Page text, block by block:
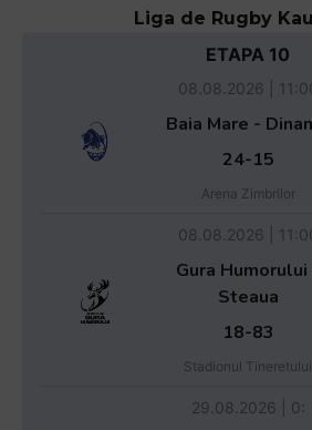
Liga de Rugby
ETAPA 10
08.08.2026 |
Baia Mare -
24-15
Arena Zimbrilor
08.08.2026 |
Gura Humorului
Steaua
18-83
Stadionul Tineretului
29.08.2026 | 0: